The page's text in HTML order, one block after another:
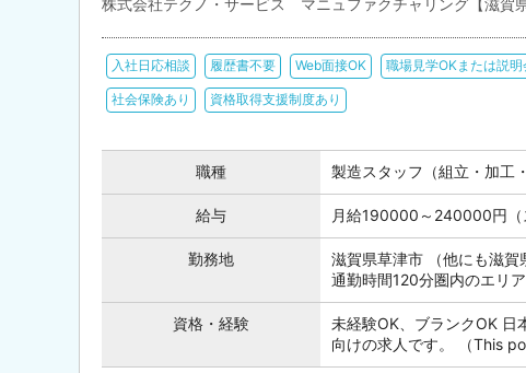
株式会社テクノ・サービス マニュファクチャリング【滋賀県
入社日応相談 履歴書不要 Web面接OK 職場見学OKまたは説明
社会保険あり 資格取得支援制度あり
職種 製造スタッフ（組立・加工
給与 月給190000～240000円（
勤務地
滋賀県草津市 （他にも滋
通勤時間120分圏内のエリ
資格・経験
未経験OK、ブランクOK 日
向けの求人です。 （This